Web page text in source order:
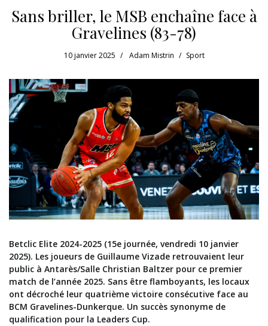
Sans briller, le MSB enchaîne face à
Gravelines (83-78)
10 janvier 2025 Adam Mistrin Sport
Betclic Elite 2024-2025 (15e journée, vendredi 10 janvier
2025). Les joueurs de Guillaume Vizade retrouvaient leur
public à Antarès/Salle Christian Baltzer pour ce premier
match de l’année 2025. Sans être flamboyants, les locaux
ont décroché leur quatrième victoire consécutive face au
BCM Gravelines-Dunkerque. Un succès synonyme de
qualification pour la Leaders Cup.